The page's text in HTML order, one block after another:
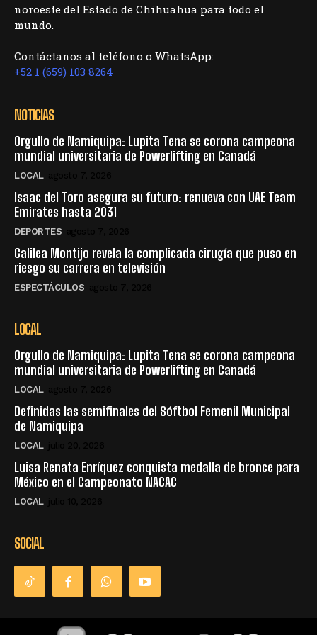
noroeste del Estado de Chihuahua para todo el
mundo.
Contáctanos al teléfono o WhatsApp:
+52 1 (659) 103 8264
NOTICIAS
Orgullo de Namiquipa: Lupita Tena se corona campeona
mundial universitaria de Powerlifting en Canadá
LOCAL
Isaac del Toro asegura su futuro: renueva con UAE Team
Emirates hasta 2031
DEPORTES
Galilea Montijo revela la complicada cirugía que puso en
riesgo su carrera en televisión
ESPECTÁCULOS
LOCAL
Orgullo de Namiquipa: Lupita Tena se corona campeona
mundial universitaria de Powerlifting en Canadá
LOCAL
Definidas las semifinales del Sóftbol Femenil Municipal
de Namiquipa
LOCAL
Luisa Renata Enríquez conquista medalla de bronce para
México en el Campeonato NACAC
LOCAL
SOCIAL